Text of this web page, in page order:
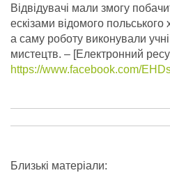
Відвідувачі мали змогу
ескізами відомого
а саму роботу виконували
мистецтв. – [Електронний
https://www.facebook.com/
Близькі матеріали: